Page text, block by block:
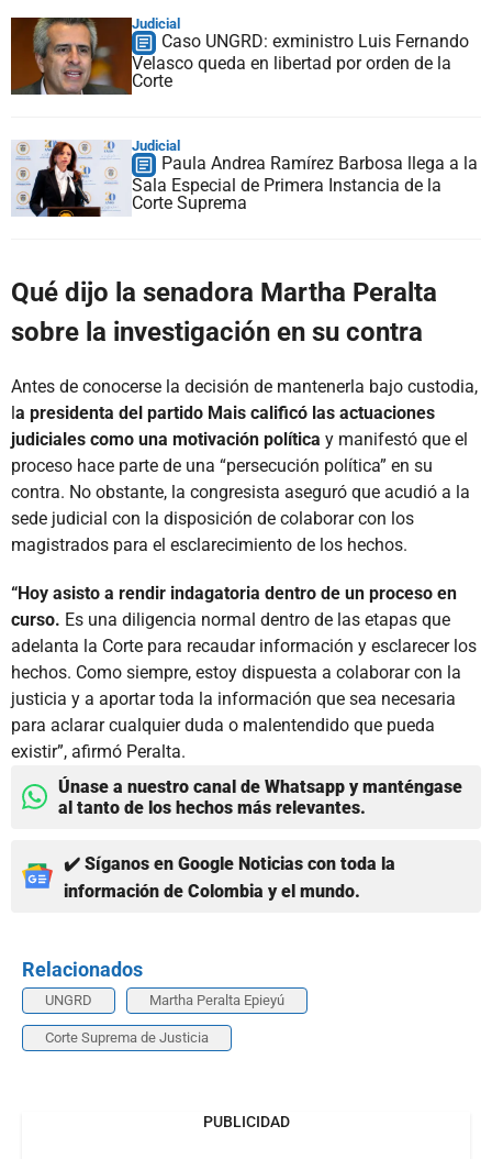
Judicial
Caso UNGRD: exministro Luis Fernando
Velasco queda en libertad por orden de la
Corte
Judicial
Paula Andrea Ramírez Barbosa llega a la
Sala Especial de Primera Instancia de la
Corte Suprema
Qué dijo la senadora Martha Peralta
sobre la investigación en su contra
Antes de conocerse la decisión de mantenerla bajo custodia,
la presidenta del partido Mais calificó las actuaciones
judiciales como una motivación política y manifestó que el
proceso hace parte de una “persecución política” en su
contra. No obstante, la congresista aseguró que acudió a la
sede judicial con la disposición de colaborar con los
magistrados para el esclarecimiento de los hechos.
“Hoy asisto a rendir indagatoria dentro de un proceso en
curso. Es una diligencia normal dentro de las etapas que
adelanta la Corte para recaudar información y esclarecer los
hechos. Como siempre, estoy dispuesta a colaborar con la
justicia y a aportar toda la información que sea necesaria
para aclarar cualquier duda o malentendido que pueda
existir”, afirmó Peralta.
Únase a nuestro canal de Whatsapp y manténgase
al tanto de los hechos más relevantes.
✔️ Síganos en Google Noticias con toda la
información de Colombia y el mundo.
Relacionados
UNGRD Martha Peralta Epieyú
Corte Suprema de Justicia
PUBLICIDAD